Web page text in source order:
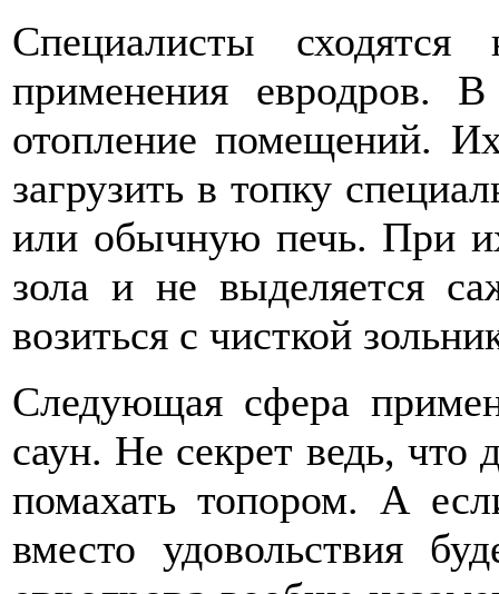
Специалисты
применения евродров.
отопление помещений.
загрузить в топку
или обычную печь. При
зола и не выделяется
возиться с чисткой
Следующая сфера
саун. Не секрет ведь, что
помахать топором. А
вместо удовольствия